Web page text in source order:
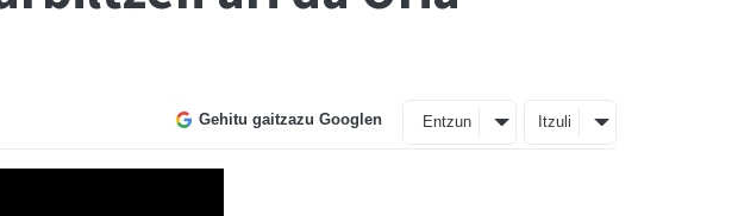
Gehitu gaitzazu Googlen Entzun Itzuli